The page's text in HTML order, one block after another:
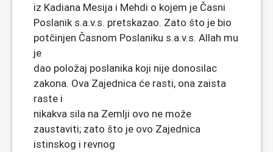
iz Kadiana Mesija i Mehdi o kojem je Časni
Poslanik s.a.v.s. pretskazao. Zato što je bio
potčinjen Časnom Poslaniku s.a.v.s. Allah mu
je
dao položaj poslanika koji nije donosilac
zakona. Ova Zajednica će rasti, ona zaista
raste i
nikakva sila na Zemlji ovo ne može
zaustaviti; zato što je ovo Zajednica
istinskog i revnog